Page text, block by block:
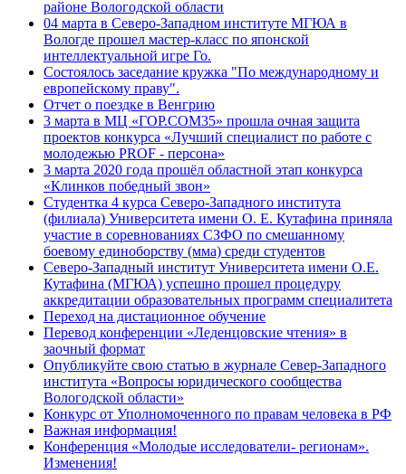
районе Вологодской области
04 марта в Северо-Западном институте МГЮА в
Вологде прошел мастер-класс по японской
интеллектуальной игре Го.
Состоялось заседание кружка "По международному и
европейскому праву".
Отчет о поездке в Венгрию
3 марта в МЦ «ГОР.СОМ35» прошла очная защита
проектов конкурса «Лучший специалист по работе с
молодежью PROF - персона»
3 марта 2020 года прошёл областной этап конкурса
«Клинков победный звон»
Студентка 4 курса Северо-Западного института
(филиала) Университета имени О. Е. Кутафина приняла
участие в соревнованиях СЗФО по смешанному
боевому единоборству (мма) среди студентов
Северо-Западный институт Университета имени О.Е.
Кутафина (МГЮА) успешно прошел процедуру
аккредитации образовательных программ специалитета
Переход на дистационное обучение
Перевод конференции «Леденцовские чтения» в
заочный формат
Опубликуйте свою статью в журнале Север-Западного
института «Вопросы юридического сообщества
Вологодской области»
Конкурс от Уполномоченного по правам человека в РФ
Важная информация!
Конференция «Молодые исследователи- регионам».
Изменения!